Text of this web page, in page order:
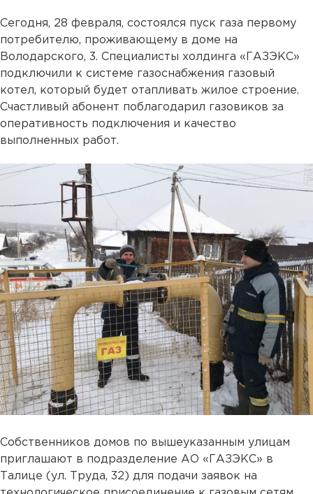
Сегодня, 28 февраля, состоялся пуск газа первому
потребителю, проживающему в доме на
Володарского, 3. Специалисты холдинга «ГАЗЭКС»
подключили к системе газоснабжения газовый
котел, который будет отапливать жилое строение.
Счастливый абонент поблагодарил газовиков за
оперативность подключения и качество
выполненных работ.
Собственников домов по вышеуказанным улицам
приглашают в подразделение АО «ГАЗЭКС» в
Талице (ул. Труда, 32) для подачи заявок на